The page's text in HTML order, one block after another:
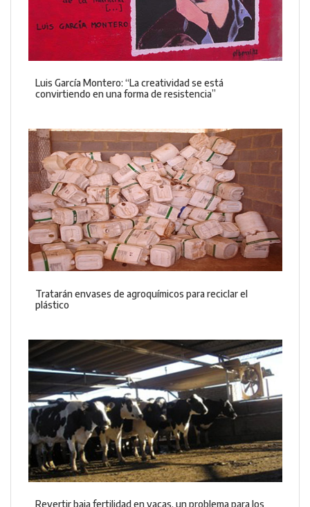
Luis García Montero: “La creatividad se está
convirtiendo en una forma de resistencia”
Tratarán envases de agroquímicos para reciclar el
plástico
Revertir baja fertilidad en vacas, un problema para los